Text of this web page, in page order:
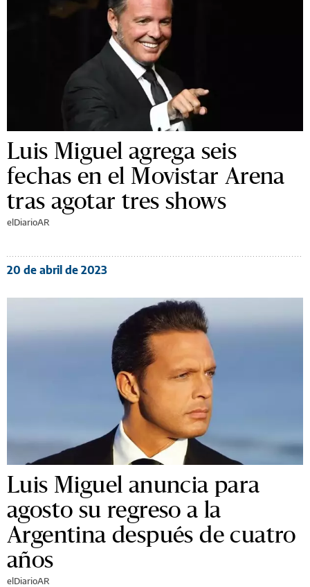
Luis Miguel agrega seis
fechas en el Movistar Arena
tras agotar tres shows
elDiarioAR
20 de abril de 2023
Luis Miguel anuncia para
agosto su regreso a la
Argentina después de cuatro
años
elDiarioAR